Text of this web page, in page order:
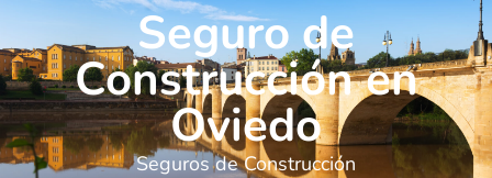
Seguro de
Construcción en
Oviedo
Seguros de Construcción